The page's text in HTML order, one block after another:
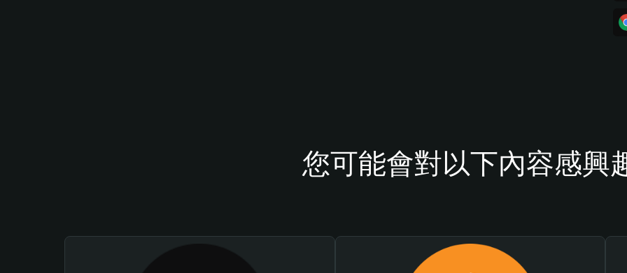
您可能會對以下內容感興